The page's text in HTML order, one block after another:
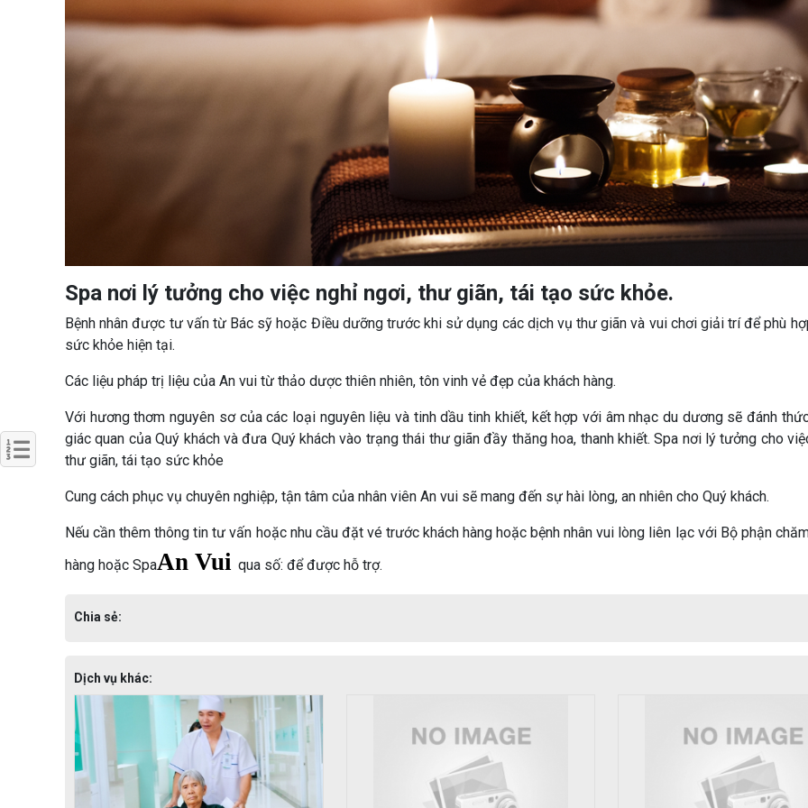
Spa nơi lý tưởng cho việc nghỉ ngơi, thư giãn, tái tạo sức khỏe.
Bệnh nhân được tư vấn từ Bác sỹ hoặc Điều dưỡng trước khi sử dụng các dịch vụ thư giãn và vui chơi giải trí để phù
sức khỏe hiện tại.
Các liệu pháp trị liệu của An vui từ thảo dược thiên nhiên, tôn vinh vẻ đẹp của khách hàng.
Với hương thơm nguyên sơ của các loại nguyên liệu và tinh dầu tinh khiết, kết hợp với âm nhạc du dương sẽ đánh
giác quan của Quý khách và đưa Quý khách vào trạng thái thư giãn đầy thăng hoa, thanh khiết. Spa nơi lý tưởng cho
thư giãn, tái tạo sức khỏe
Cung cách phục vụ chuyên nghiệp, tận tâm của nhân viên An vui sẽ mang đến sự hài lòng, an nhiên cho Quý khách.
Nếu cần thêm thông tin tư vấn hoặc nhu cầu đặt vé trước khách hàng hoặc bệnh nhân vui lòng liên lạc với Bộ phận
hàng hoặc SpaAn Vui qua số: để được hỗ trợ.
Chia sẻ:
Dịch vụ khác: